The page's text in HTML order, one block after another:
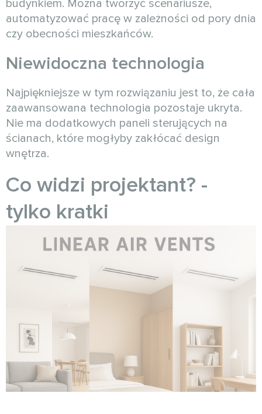
budynkiem. Można tworzyć scenariusze,
automatyzować pracę w zależności od pory dnia
czy obecności mieszkańców.
Niewidoczna technologia
Najpiękniejsze w tym rozwiązaniu jest to, że cała
zaawansowana technologia pozostaje ukryta.
Nie ma dodatkowych paneli sterujących na
ścianach, które mogłyby zakłócać design
wnętrza.
Co widzi projektant? -
tylko kratki